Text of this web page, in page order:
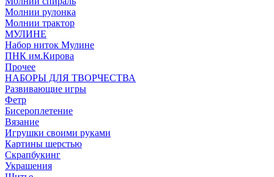
Молнии рулонка
Молнии трактор
МУЛИНЕ
Набор ниток Мулине
ПНК им.Кирова
Прочее
НАБОРЫ ДЛЯ ТВОРЧЕСТВА
Развивающие игры
Фетр
Бисероплетение
Вязание
Игрушки своими руками
Картины шерстью
Скрапбукинг
Украшения